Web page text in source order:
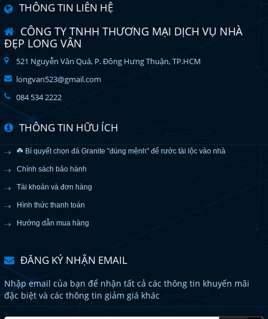
THÔNG TIN LIÊN HỆ
CÔNG TY TNHH THƯƠNG MẠI DỊCH VỤ NHÀ
ĐẸP LONG VÂN
521 Nguyễn Văn Quá, P. Đông Hưng Thuận, TP.HCM
longvan523@gmail.com
084 534 2222
THÔNG TIN HỮU ÍCH
☘️ Bí quyết chọn đá Granite "đúng mệnh" để rước tài lộc vào nhà
Chính sách bảo hành
Tài khoản và đơn hàng
Hình thức thanh toán
Hướng dẫn mua hàng
ĐĂNG KÝ NHẬN EMAIL
Nhập email của bạn để nhận tất cả các thông tin khuyến mãi
đặc biệt và các thông tin giảm giá khác